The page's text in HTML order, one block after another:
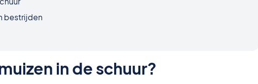
bestrijden
in de schuur?